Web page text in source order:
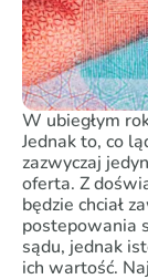
W ubiegłym
Jednak to, co
zazwyczaj
oferta. Z
będzie chciał
postepowania
sądu, jednak
ich wartość.